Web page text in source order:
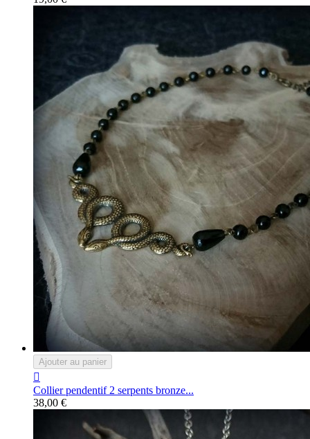
Ajouter au panier

Collier pendentif 2 serpents bronze...
38,00 €